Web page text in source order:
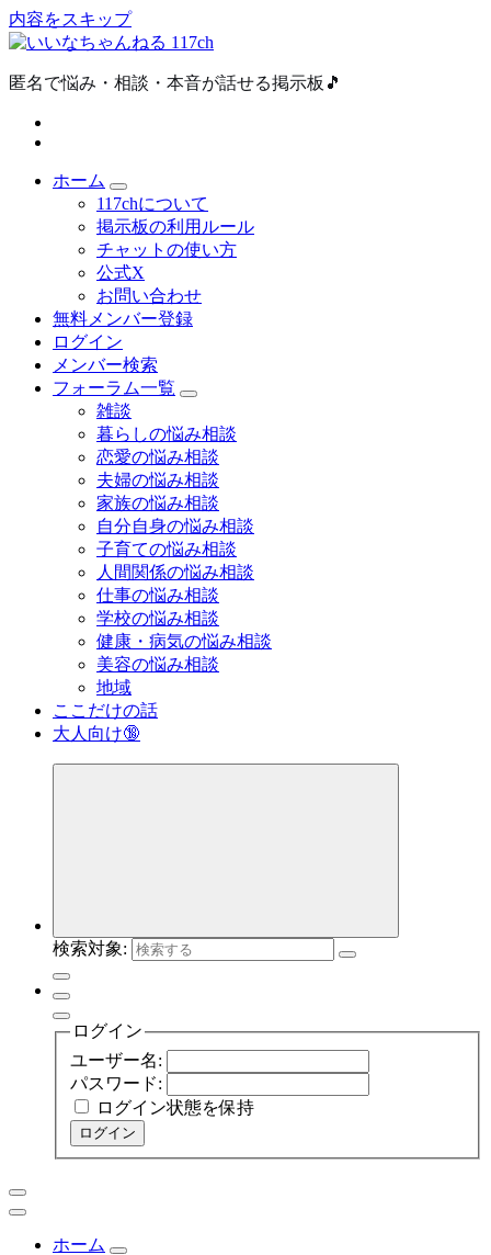
内容をスキップ
匿名で悩み・相談・本音が話せる掲示板🎵
ホーム
117chについて
掲示板の利用ルール
チャットの使い方
公式X
お問い合わせ
無料メンバー登録
ログイン
メンバー検索
フォーラム一覧
雑談
暮らしの悩み相談
恋愛の悩み相談
夫婦の悩み相談
家族の悩み相談
自分自身の悩み相談
子育ての悩み相談
人間関係の悩み相談
仕事の悩み相談
学校の悩み相談
健康・病気の悩み相談
美容の悩み相談
地域
ここだけの話
大人向け🔞
検索対象:
ログイン
ユーザー名:
パスワード:
ログイン状態を保持
ログイン
ホーム